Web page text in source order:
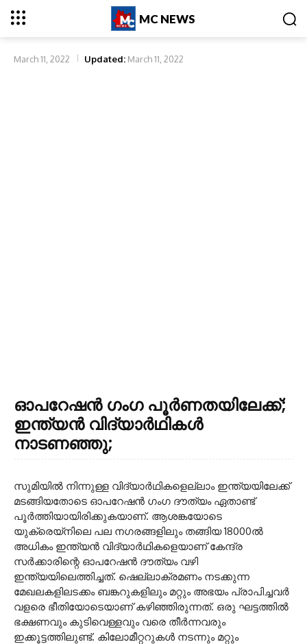
MC NEWS
March 11, 2022 Updated: March 11, 2022
ഓപറേഷൻ ഗംഗ പൂർണതയിലേക്ക്;
ഇന്ത്യൻ വിദ്യാർഥികൾ
നാടണഞ്ഞു;
സുമിയിൽ നിന്നുള്ള വിദ്യാർഥികളെല്ലാം ഇന്ത്യയിലേക്ക്
മടങ്ങിയതോടെ ഓപറേഷൻ ഗംഗ ദൗത്യം ഏതാണ്ട്
പൂർത്തിയായിരിക്കുകയാണ്. ആശങ്കയോടെ
യുക്രെയ്നിലെ പല ന​ഗരങ്ങളിലും തങ്ങിയ 18000ൽ
അധികം ഇന്ത്യൻ വിദ്യാർഥികളെയാണ് കേന്ദ്ര
സർക്കാരിന്റെ ഓപറേഷൻ ദൗത്യം വഴി
ഇന്ത്യയിലെത്തിച്ചത്. ഷെല്ലാക്രമണം നടക്കുന്ന
മേഖലകളിലടക്കം ബങ്കറുകളിലും മറ്റും അഭയം പ്രാപിച്ചവർ
വളരെ ഭീതിയോടെയാണ് കഴിഞ്ഞിരുന്നത്. ഒരു ഘട്ടത്തിൽ
ഭക്ഷണവും കുടിവെള്ളവും വരെ തീർന്നവരും
ഇക്കൂട്ടത്തിലുണ്ട്. കിലോമീറ്ററുകൾ നടന്നും മറ്റും